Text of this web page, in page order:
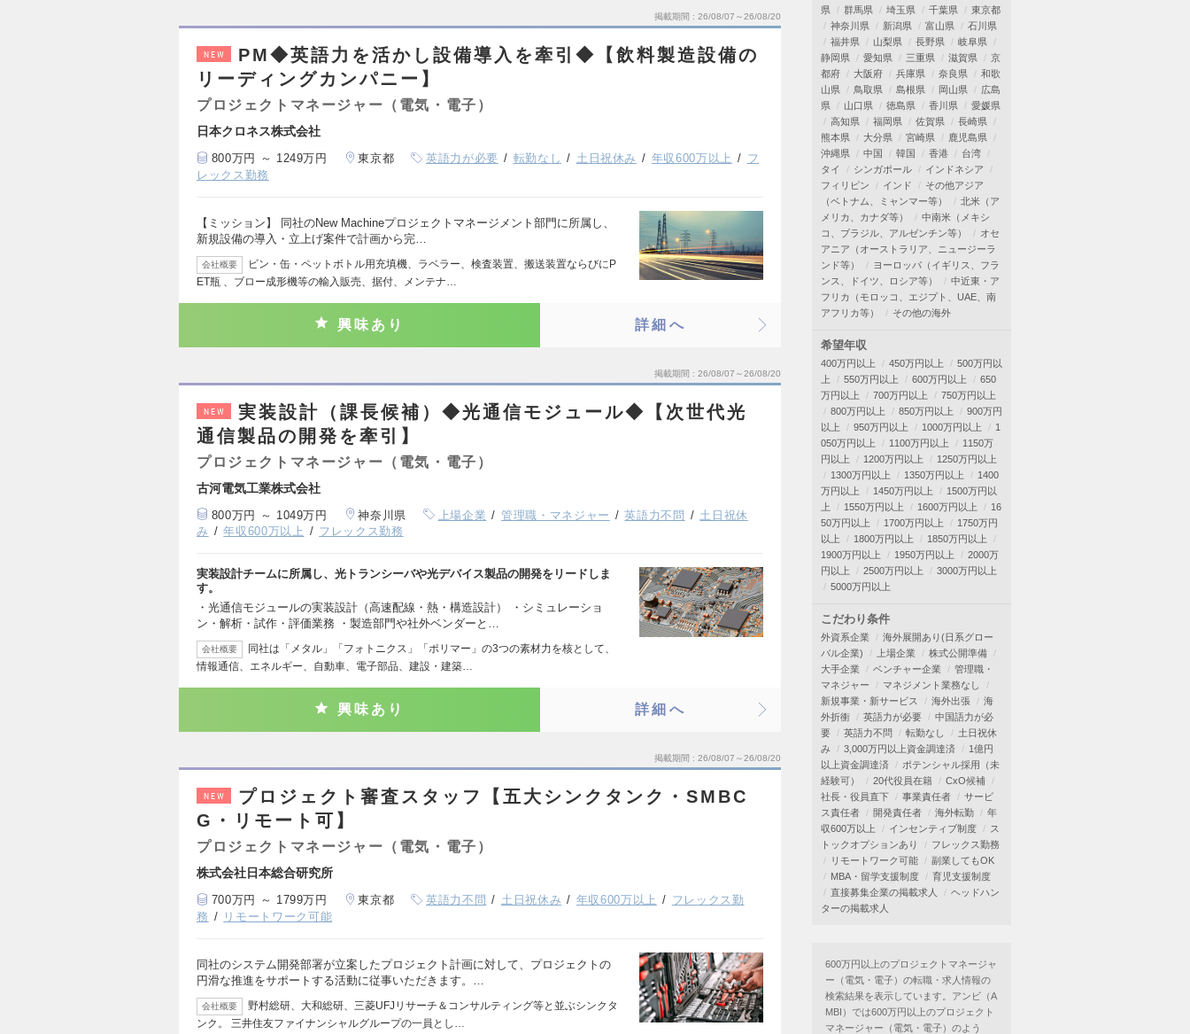
掲載期間 26/08/07～26/08/20
NEW
PM◆英語力を活かし設備導入を牽引◆【飲料製造設備の
リーディングカンパニー】
プロジェクトマネージャー（電気・電子）
日本クロネス株式会社
800万円 ～ 1249万円 東京都 英語力が必要 転勤なし 土日祝休み 年収600万以上
フ
レックス勤務
【ミッション】 同社のNew Machineプロジェクトマネージメント部門に所属し、
新規設備の導入・立上げ案件で計画から完…
会社概要
ビン・缶・ペットボトル用充填機、ラベラー、検査装置、搬送装置ならびにP
ET瓶 、ブロー成形機等の輸入販売、据付、メンテナ…
興味あり 詳細へ
掲載期間 26/08/07～26/08/20
NEW
実装設計（課長候補）◆光通信モジュール◆【次世代光
通信製品の開発を牽引】
プロジェクトマネージャー（電気・電子）
古河電気工業株式会社
800万円 ～ 1049万円 神奈川県 上場企業 管理職・マネジャー 英語力不問
土日祝休
み
年収600万以上 フレックス勤務
実装設計チームに所属し、光トランシーバや光デバイス製品の開発をリードしま
す。
・光通信モジュールの実装設計（高速配線・熱・構造設計） ・シミュレーショ
ン・解析・試作・評価業務 ・製造部門や社外ベンダーと…
会社概要
同社は「メタル」「フォトニクス」「ポリマー」の3つの素材力を核として、
情報通信、エネルギー、自動車、電子部品、建設・建築…
興味あり 詳細へ
掲載期間 26/08/07～26/08/20
NEW
プロジェクト審査スタッフ【五大シンクタンク・SMBC
G・リモート可】
プロジェクトマネージャー（電気・電子）
株式会社日本総合研究所
700万円 ～ 1799万円 東京都 英語力不問 土日祝休み 年収600万以上
フレックス勤
務
リモートワーク可能
同社のシステム開発部署が立案したプロジェクト計画に対して、プロジェクトの
円滑な推進をサポートする活動に従事いただきます。…
会社概要
野村総研、大和総研、三菱UFJリサーチ＆コンサルティング等と並ぶシンクタ
ンク。 三井住友ファイナンシャルグループの一員とし…
県
群馬県 埼玉県 千葉県
東京都
神奈川県
新潟県 富山県
石川県
福井県
山梨県 長野県
岐阜県
静岡県
愛知県 三重県 滋賀県
京
都府
大阪府 兵庫県 奈良県
和歌
山県
鳥取県 島根県 岡山県
広島
県
山口県 徳島県 香川県
愛媛県
高知県
福岡県 佐賀県
長崎県
熊本県
大分県 宮崎県
鹿児島県
沖縄県
中国 韓国 香港
台湾
タイ
シンガポール
インドネシア
フィリピン
インド
その他アジア
（ベトナム、ミャンマー等）
北米（ア
メリカ、カナダ等）
中南米（メキシ
コ、ブラジル、アルゼンチン等）
オセ
アニア（オーストラリア、ニュージーラ
ンド等）
ヨーロッパ（イギリス、フラ
ンス、ドイツ、ロシア等）
中近東・ア
フリカ（モロッコ、エジプト、UAE、南
アフリカ等）
その他の海外
希望年収
400万円以上 450万円以上
500万円以
上
550万円以上 600万円以上
650
万円以上
700万円以上
750万円以上
800万円以上
850万円以上
900万円
以上
950万円以上 1000万円以上
1
050万円以上
1100万円以上
1150万
円以上
1200万円以上
1250万円以上
1300万円以上
1350万円以上
1400
万円以上
1450万円以上
1500万円以
上
1550万円以上 1600万円以上
16
50万円以上
1700万円以上
1750万円
以上
1800万円以上
1850万円以上
1900万円以上
1950万円以上
2000万
円以上
2500万円以上
3000万円以上
5000万円以上
こだわり条件
外資系企業
海外展開あり(日系グロー
バル企業)
上場企業
株式公開準備
大手企業
ベンチャー企業
管理職・
マネジャー
マネジメント業務なし
新規事業・新サービス
海外出張
海
外折衝
英語力が必要
中国語力が必
要
英語力不問 転勤なし
土日祝休
み
3,000万円以上資金調達済
1億円
以上資金調達済
ポテンシャル採用（未
経験可）
20代役員在籍
CxO候補
社長・役員直下
事業責任者
サービ
ス責任者
開発責任者 海外転勤
年
収600万以上
インセンティブ制度
ス
トックオプションあり
フレックス勤務
リモートワーク可能
副業してもOK
MBA・留学支援制度
育児支援制度
直接募集企業の掲載求人
ヘッドハン
ターの掲載求人
600万円以上のプロジェクトマネージャ
ー（電気・電子）の転職・求人情報の
検索結果を表示しています。アンビ（A
MBI）では600万円以上のプロジェクト
マネージャー（電気・電子）のよう